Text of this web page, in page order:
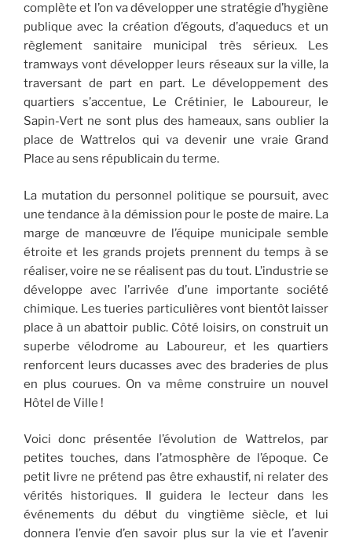
complète et l’on va développer une stratégie d’hygiène
publique avec la création d’égouts, d’aqueducs et un
règlement sanitaire municipal très sérieux. Les
tramways vont développer leurs réseaux sur la ville, la
traversant de part en part. Le développement des
quartiers s’accentue, Le Crétinier, le Laboureur, le
Sapin-Vert ne sont plus des hameaux, sans oublier la
place de Wattrelos qui va devenir une vraie Grand
Place au sens républicain du terme.
La mutation du personnel politique se poursuit, avec
une tendance à la démission pour le poste de maire. La
marge de manœuvre de l’équipe municipale semble
étroite et les grands projets prennent du temps à se
réaliser, voire ne se réalisent pas du tout. L’industrie se
développe avec l’arrivée d’une importante société
chimique. Les tueries particulières vont bientôt laisser
place à un abattoir public. Côté loisirs, on construit un
superbe vélodrome au Laboureur, et les quartiers
renforcent leurs ducasses avec des braderies de plus
en plus courues. On va même construire un nouvel
Hôtel de Ville !
Voici donc présentée l’évolution de Wattrelos, par
petites touches, dans l’atmosphère de l’époque. Ce
petit livre ne prétend pas être exhaustif, ni relater des
vérités historiques. Il guidera le lecteur dans les
événements du début du vingtième siècle, et lui
donnera l’envie d’en savoir plus sur la vie et l’avenir